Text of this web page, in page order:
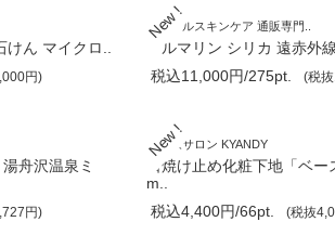
けん マイクロ..
円)
ミネラルスキンケア 通販専門..
トルマリン シリカ 遠赤外
税込11,000円/275pt.
(税
舟沢温泉ミ
円)
古民家サロン KYANDY
日焼け止め化粧下地「ベ
m..
税込4,400円/66pt.
(税抜